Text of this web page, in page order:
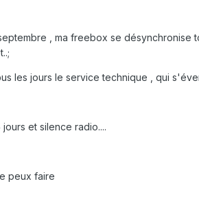
, ma freebox se
les jours le service technique , qui
et silence radio....
peux faire